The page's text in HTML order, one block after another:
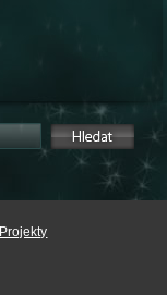
Projekty